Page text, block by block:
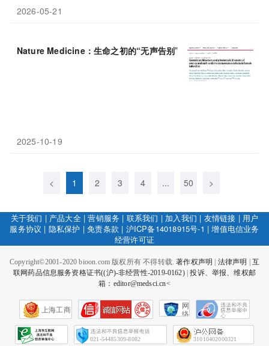
2026-05-21
Nature Medicine：生命之初的“无声告别”——解密反复IVF失败
2025-10-19
< 1 2 3 4 ... 50 >
关于我们 | 产品大全|营销服务 | 联系我们 | 加入我们 | 友情链接 | 用户
服务协议 | 隐私保护 |免责条款 | 沪ICP备14018915号-1 |增值电信业务
经营许可证
Copyright©2001-2020 bioon.com 版权所有 不得转载.著作权声明 法律声明
互
联网药品信息服务资格证书((沪)-非经营性-2019-0162)|投诉、举报、维权邮
箱：editor@medsci.cn<
上海工商
网
络
会
征
021-54485309-8082 31010402000321